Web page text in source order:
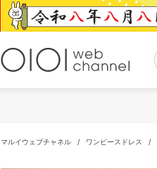
マルイウェブチャネル / ワンピースドレス /